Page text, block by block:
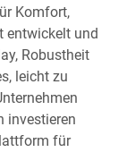
Komfort,
entwickelt und
Robustheit
leicht zu
investieren
für